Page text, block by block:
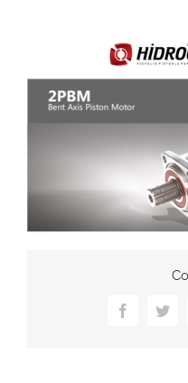
Facebook